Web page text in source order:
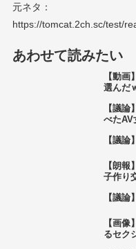
元ネタ：
https://tomcat.2ch.sc/test/
あわせて読みたい
【動
選んだ
【議
べたAV
【議
【朗
子作り
【議
【画
るセク